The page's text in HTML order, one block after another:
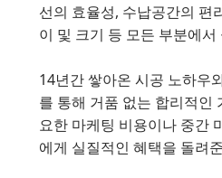
선의 효율성, 수납공간의 편
이 및 크기 등 모든 부분에
14년간 쌓아온 시공 노하우
를 통해 거품 없는 합리적인
요한 마케팅 비용이나 중간
에게 실질적인 혜택을 돌려